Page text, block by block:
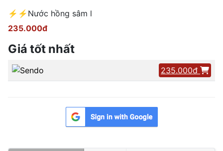
⚡️⚡️Nước hồng sâm l
235.000đ
Giá tốt nhất
235.000đ